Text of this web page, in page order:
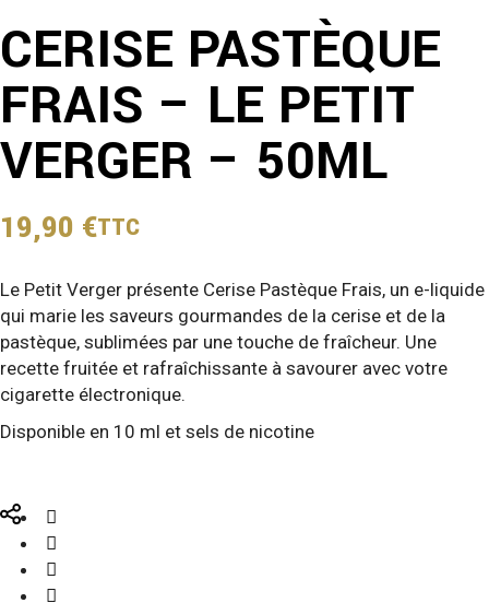
CERISE PASTÈQUE
FRAIS – LE PETIT
VERGER – 50ML
19,90 €TTC
Le Petit Verger présente Cerise Pastèque Frais, un e-liquide
qui marie les saveurs gourmandes de la cerise et de la
pastèque, sublimées par une touche de fraîcheur. Une
recette fruitée et rafraîchissante à savourer avec votre
cigarette électronique.
Disponible en 10 ml et sels de nicotine